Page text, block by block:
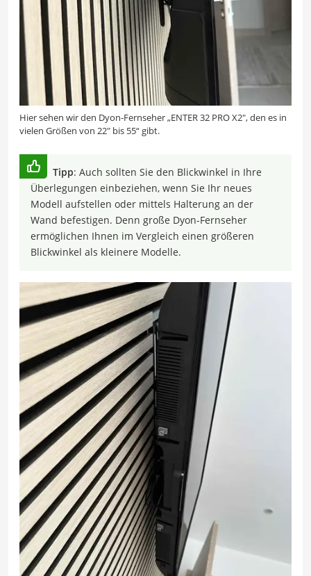
Hier sehen wir den Dyon-Fernseher „ENTER 32 PRO X2″, den es in
vielen Größen von 22″ bis 55“ gibt.
Tipp: Auch sollten Sie den Blickwinkel in Ihre
Überlegungen einbeziehen, wenn Sie Ihr neues
Modell aufstellen oder mittels Halterung an der
Wand befestigen. Denn große Dyon-Fernseher
ermöglichen Ihnen im Vergleich einen größeren
Blickwinkel als kleinere Modelle.